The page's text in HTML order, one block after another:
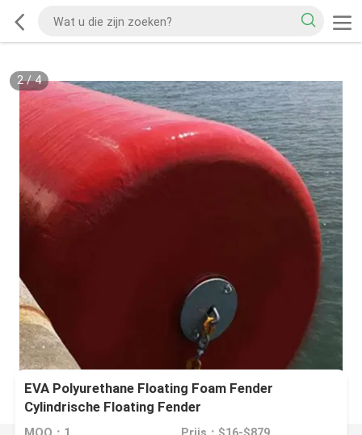
2/4
EVA Polyurethane Floating Foam Fender
Cylindrische Floating Fender